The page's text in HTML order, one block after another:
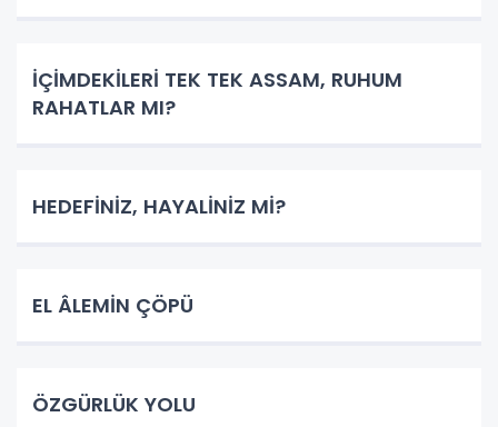
İÇİMDEKİLERİ TEK TEK ASSAM, RUHUM
RAHATLAR MI?
HEDEFİNİZ, HAYALİNİZ Mİ?
EL ÂLEMİN ÇÖPÜ
ÖZGÜRLÜK YOLU